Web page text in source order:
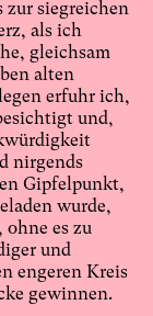
zur siegreichen
als ich
gleichsam
alten
erfuhr ich,
und,
nirgends
Gipfelpunkt,
wurde,
es zu
und
engeren Kreis
gewinnen.